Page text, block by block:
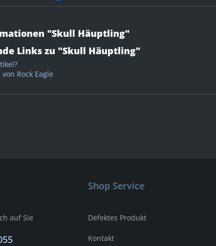
"Skull Häuptling"
Links zu "Skull Häuptling"
Rock Eagle
auf Sie
Shop Service
Defektes Produkt
Kontakt